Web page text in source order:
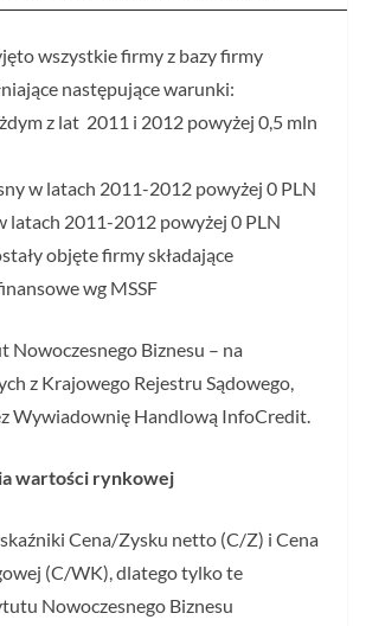
wszystkie firmy z bazy firmy
następujące warunki:
z lat 2011 i 2012 powyżej 0,5 mln
w latach 2011-2012 powyżej 0 PLN
latach 2011-2012 powyżej 0 PLN
objęte firmy składające
wg MSSF
Nowoczesnego Biznesu – na
z Krajowego Rejestru Sądowego,
Wywiadownię Handlową InfoCredit.
wartości rynkowej
Cena/Zysku netto (C/Z) i Cena
(C/WK), dlatego tylko te
Nowoczesnego Biznesu